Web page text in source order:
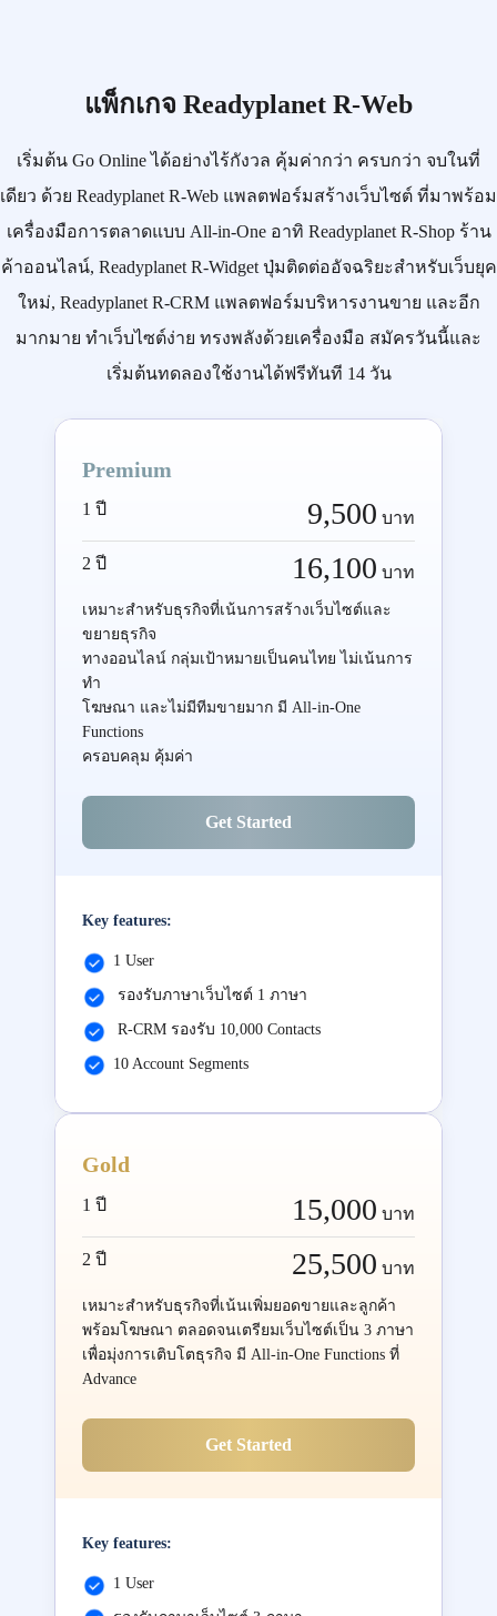
แพ็กเกจ Readyplanet R-Web
เริ่มต้น Go Onlineได้อย่างไร้กังวล คุ้มค่ากว่า ครบกว่า จบในที่
เดียว ด้วย Readyplanet R-Web แพลตฟอร์มสร้างเว็บไซต์ ที่มาพร้อม
เครื่องมือการตลาดแบบ All-in-Oneอาทิ Readyplanet R-Shopร้าน
ค้าออนไลน์, Readyplanet R-Widgetปุ่มติดต่ออัจฉริยะสำหรับเว็บยุค
ใหม่, Readyplanet R-CRMแพลตฟอร์มบริหารงานขาย และอีก
มากมาย ทำเว็บไซต์ง่าย ทรงพลังด้วยเครื่องมือ สมัครวันนี้และ
เริ่มต้นทดลองใช้งานได้ฟรีทันที 14 วัน
Premium
1 ปี 9,500 บาท
2 ปี 16,100 บาท
เหมาะสำหรับธุรกิจที่เน้นการสร้างเว็บไซต์และ
ขยายธุรกิจ
ทางออนไลน์ กลุ่มเป้าหมายเป็นคนไทย ไม่เน้นการ
ทำ
โฆษณา และไม่มีทีมขายมาก มี All-in-One
Functions
ครอบคลุม คุ้มค่า
Get Started
Key features:
1 User
รองรับภาษาเว็บไซต์ 1 ภาษา
R-CRM รองรับ 10,000 Contacts
10 Account Segments
Gold
1 ปี 15,000 บาท
2 ปี 25,500 บาท
เหมาะสำหรับธุรกิจที่เน้นเพิ่มยอดขายและลูกค้า
พร้อมโฆษณา ตลอดจนเตรียมเว็บไซต์เป็น 3 ภาษา
เพื่อมุ่งการเติบโตธุรกิจ มี All-in-One Functions ที่
Advance
Get Started
Key features:
1 User